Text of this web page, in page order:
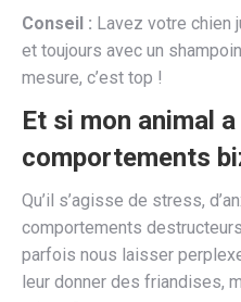
Conseil : Lavez votre chien
et toujours avec un
mesure, c’est top !
Et si mon animal
comportements
Qu’il s’agisse de stress,
comportements
parfois nous laisser
leur donner des friandises,